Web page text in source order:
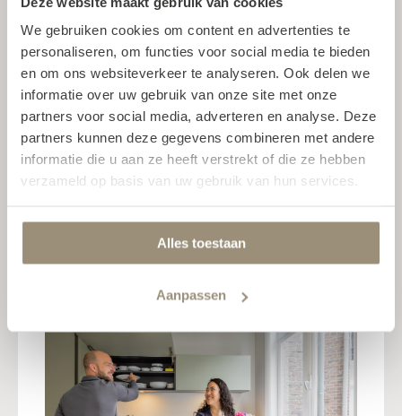
We gebruiken cookies om content en advertenties te
personaliseren, om functies voor social media te bieden
en om ons websiteverkeer te analyseren. Ook delen we
informatie over uw gebruik van onze site met onze
partners voor social media, adverteren en analyse. Deze
partners kunnen deze gegevens combineren met andere
informatie die u aan ze heeft verstrekt of die ze hebben
verzameld op basis van uw gebruik van hun services.
Alles toestaan
Aanpassen
De keuken heeft een strakke uitstraling,
maar door de olijfgroen/grijze tint krijgt
het meer leven. Het oogt ruim en voor
ons tweetjes is het een ideale keuken.
De materialen en kleuren zijn
zorgvuldig uitgekozen om een warme,
uitnodigende sfeer te creëren. SMAAK
overtroffen en we zouden hen zeker